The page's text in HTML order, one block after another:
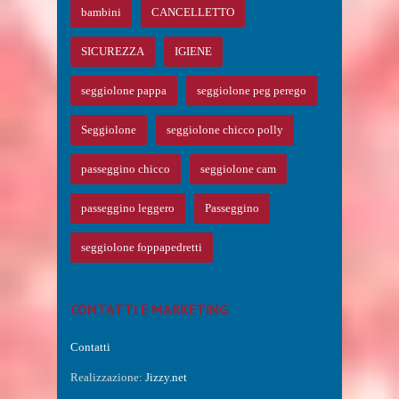
bambini CANCELLETTO
SICUREZZA IGIENE
seggiolone pappa seggiolone peg perego
Seggiolone seggiolone chicco polly
passeggino chicco seggiolone cam
passeggino leggero Passeggino
seggiolone foppapedretti
CONTATTI E MARKETING
Contatti
Realizzazione: Jizzy.net